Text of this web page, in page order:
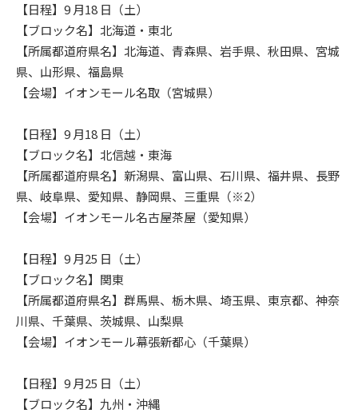
【日程】9 月18 日（土）
【ブロック名】北海道・東北
【所属都道府県名】北海道、青森県、岩手県、秋田県、宮城
県、山形県、福島県
【会場】イオンモール名取（宮城県）
【日程】9 月18 日（土）
【ブロック名】北信越・東海
【所属都道府県名】新潟県、富山県、石川県、福井県、長野
県、岐阜県、愛知県、静岡県、三重県（※2）
【会場】イオンモール名古屋茶屋（愛知県）
【日程】9 月25 日（土）
【ブロック名】関東
【所属都道府県名】群馬県、栃木県、埼玉県、東京都、神奈
川県、千葉県、茨城県、山梨県
【会場】イオンモール幕張新都心（千葉県）
【日程】9 月25 日（土）
【ブロック名】九州・沖縄